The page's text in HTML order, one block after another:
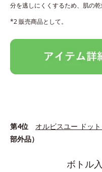
分を逃しにくくするため、肌の
*2 販売商品として。
第4位 オルビスユー ドッ
部外品）
ボトル